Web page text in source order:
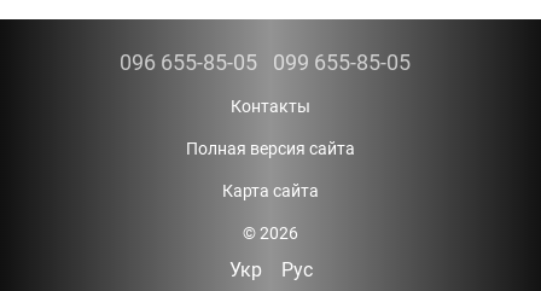
096 655-85-05 099 655-85-05
Контакты
Полная версия сайта
Карта сайта
© 2026
Укр Рус